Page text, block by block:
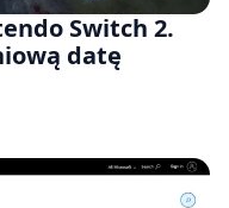
Switch 2.
datę